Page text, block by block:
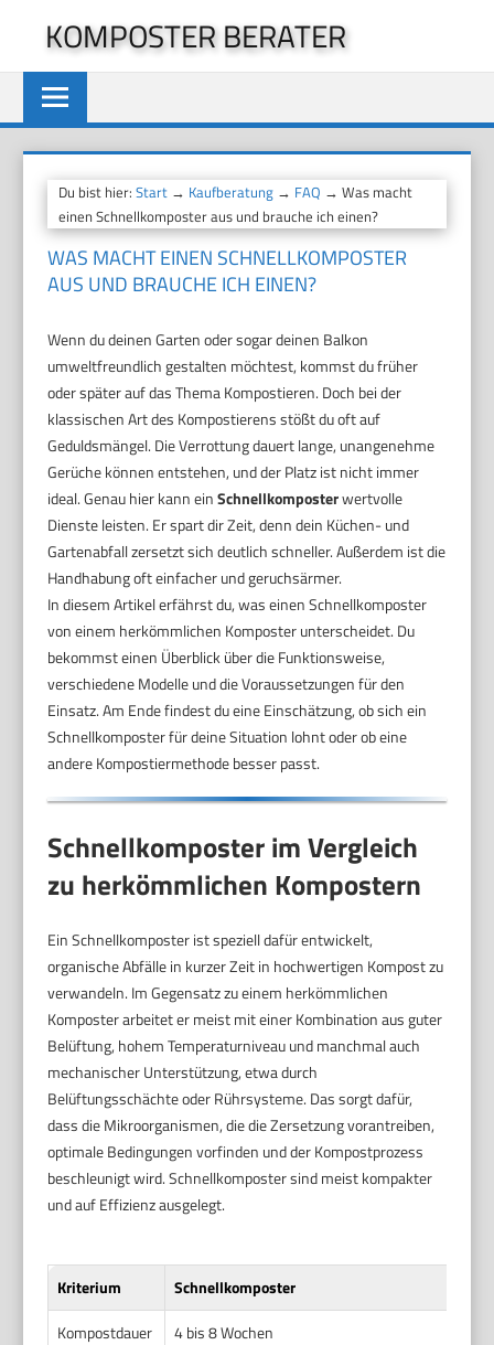
springen
KOMPOSTER BERATER
Du bist hier:Start → Kaufberatung → FAQ → Was macht
einen Schnellkomposter aus und brauche ich einen?
WAS MACHT EINEN SCHNELLKOMPOSTER
AUS UND BRAUCHE ICH EINEN?
Wenn du deinen Garten oder sogar deinen Balkon
umweltfreundlich gestalten möchtest, kommst du früher
oder später auf das Thema Kompostieren. Doch bei der
klassischen Art des Kompostierens stößt du oft auf
Geduldsmängel. Die Verrottung dauert lange, unangenehme
Gerüche können entstehen, und der Platz ist nicht immer
ideal. Genau hier kann einSchnellkomposterwertvolle
Dienste leisten. Er spart dir Zeit, denn dein Küchen- und
Gartenabfall zersetzt sich deutlich schneller. Außerdem ist die
Handhabung oft einfacher und geruchsärmer.
In diesem Artikel erfährst du, was einen Schnellkomposter
von einem herkömmlichen Komposter unterscheidet. Du
bekommst einen Überblick über die Funktionsweise,
verschiedene Modelle und die Voraussetzungen für den
Einsatz. Am Ende findest du eine Einschätzung, ob sich ein
Schnellkomposter für deine Situation lohnt oder ob eine
andere Kompostiermethode besser passt.
Schnellkomposter im Vergleich
zu herkömmlichen Kompostern
Ein Schnellkomposter ist speziell dafür entwickelt,
organische Abfälle in kurzer Zeit in hochwertigen Kompost zu
verwandeln. Im Gegensatz zu einem herkömmlichen
Komposter arbeitet er meist mit einer Kombination aus guter
Belüftung, hohem Temperaturniveau und manchmal auch
mechanischer Unterstützung, etwa durch
Belüftungsschächte oder Rührsysteme. Das sorgt dafür,
dass die Mikroorganismen, die die Zersetzung vorantreiben,
optimale Bedingungen vorfinden und der Kompostprozess
beschleunigt wird. Schnellkomposter sind meist kompakter
und auf Effizienz ausgelegt.
Kriterium
Schnellkomposter
Kompostdauer
4 bis 8 Wochen